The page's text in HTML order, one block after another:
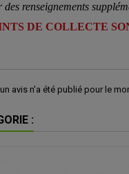
des renseignements
DE COLLECTE
avis n'a été publié pour le
: